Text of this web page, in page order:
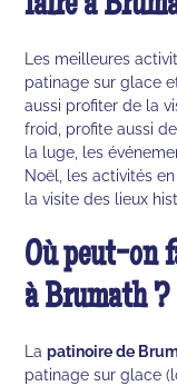
Les meilleures
patinage sur glace
aussi profiter de la
froid, profite aussi
la luge, les
Noël, les activités
la visite des lieux
Où peut-on
à Brumath ?
Lapatinoire de
patinage sur glace